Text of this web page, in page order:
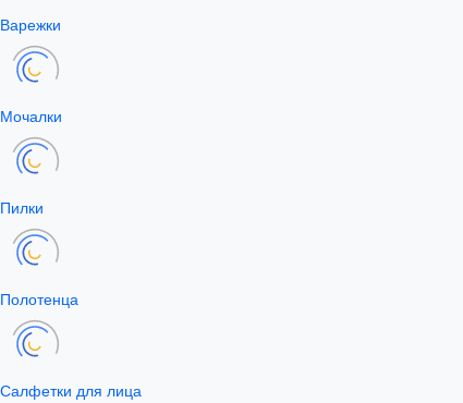
Варежки
Мочалки
Пилки
Полотенца
Салфетки для лица